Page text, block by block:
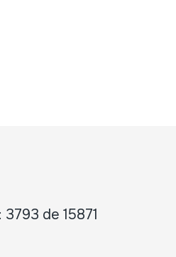
de 15871